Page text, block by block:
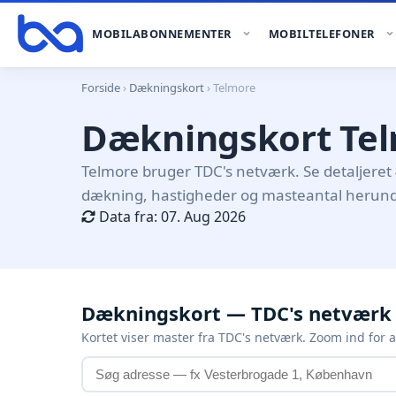
MOBILABONNEMENTER MOBILTELEFONER
Forside › Dækningskort › Telmore
Dækningskort
Telmore bruger TDC's netværk. Se detaljeret
dækning, hastigheder og masteantal
Data fra: 07. Aug 2026
Dækningskort — TDC's netværk
Kortet viser master fra TDC's netværk. Zoom ind for